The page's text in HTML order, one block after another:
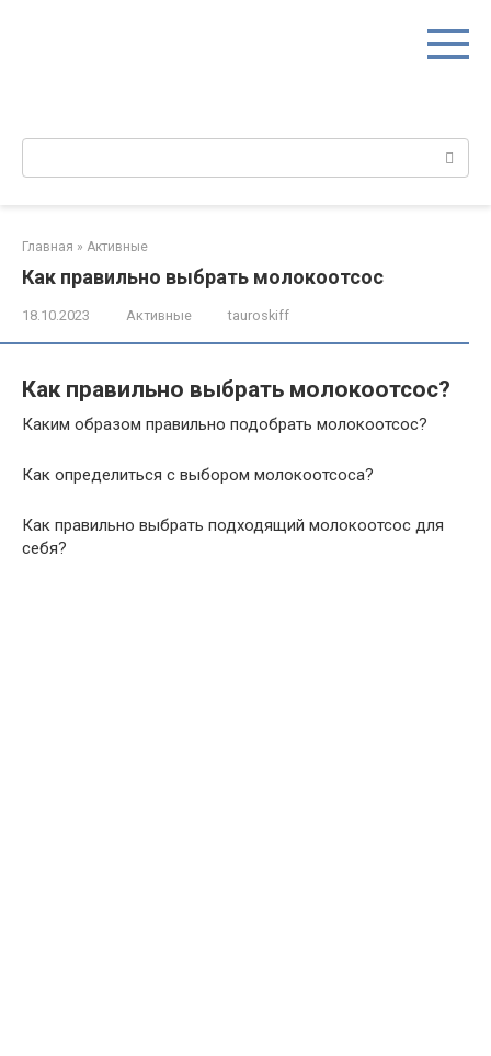
Поиск:
Главная » Активные
Как правильно выбрать молокоотсос
18.10.2023 Активные tauroskiff
Как правильно выбрать молокоотсос?
Каким образом правильно подобрать молокоотсос?
Как определиться с выбором молокоотсоса?
Как правильно выбрать подходящий молокоотсос для
себя?